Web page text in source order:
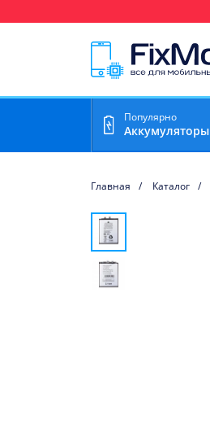
Популярно
Аккумуляторы
Главная Каталог